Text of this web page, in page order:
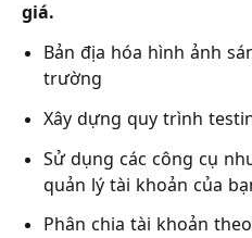
giá.
Bản địa hóa hình ảnh
trường
Xây dựng quy trình
Sử dụng các công cụ
quản lý tài khoản của
Phân chia tài khoản